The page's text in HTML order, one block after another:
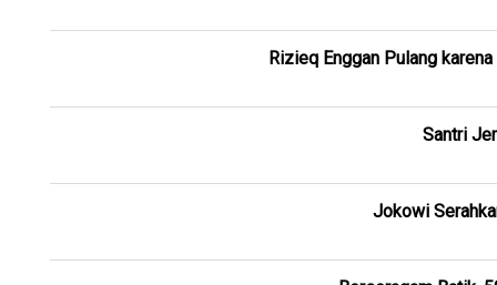
Rizieq Enggan Pulang
Santri
Jokowi